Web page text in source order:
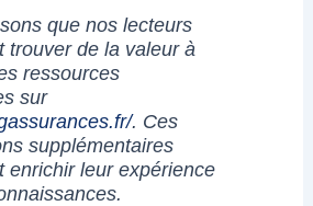
que nos lecteurs
trouver de la valeur à
ressources
sur
. Ces
supplémentaires
enrichir leur expérience